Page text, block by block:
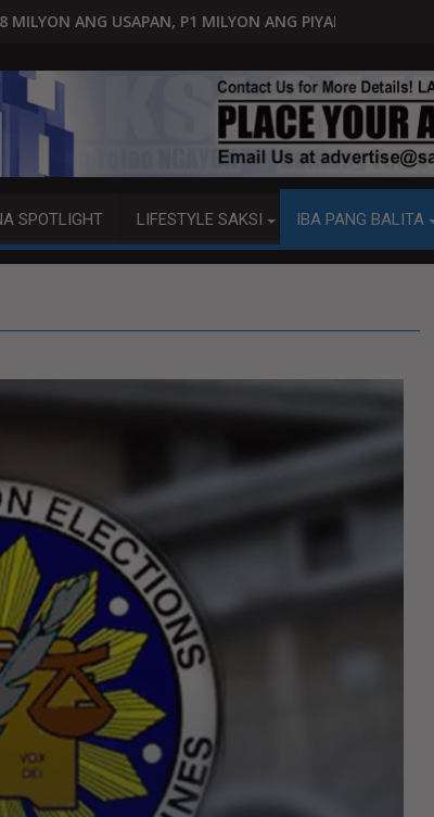
ANG PIYANSA? HAGUPIT NG TS MAYMAY
SPOTLIGHT LIFESTYLE SAKSI IBA PANG BALITA